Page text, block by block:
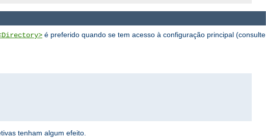
é preferido quando se tem acesso à configuração principal (consulte
tenham algum efeito.